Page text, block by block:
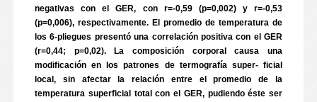
negativas con el GER, con r=-0,59 (p=0,002) y r=-0,53
(p=0,006), respectivamente. El promedio de temperatura de
los 6-pliegues presentó una correlación positiva con el GER
(r=0,44; p=0,02). La composición corporal causa una
modificación en los patrones de termografía super- ficial
local, sin afectar la relación entre el promedio de la
temperatura superficial total con el GER, pudiendo éste ser